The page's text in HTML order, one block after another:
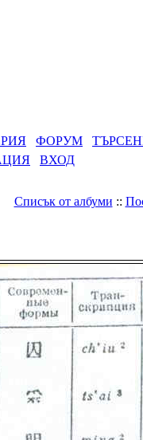
ФОРУМ
ВХОД
Списък от албуми ::